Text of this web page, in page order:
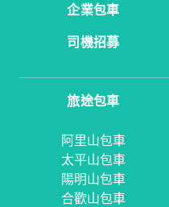
企業包車
司機招募
旅途包車
阿里山包車
太平山包車
陽明山包車
合歡山包車